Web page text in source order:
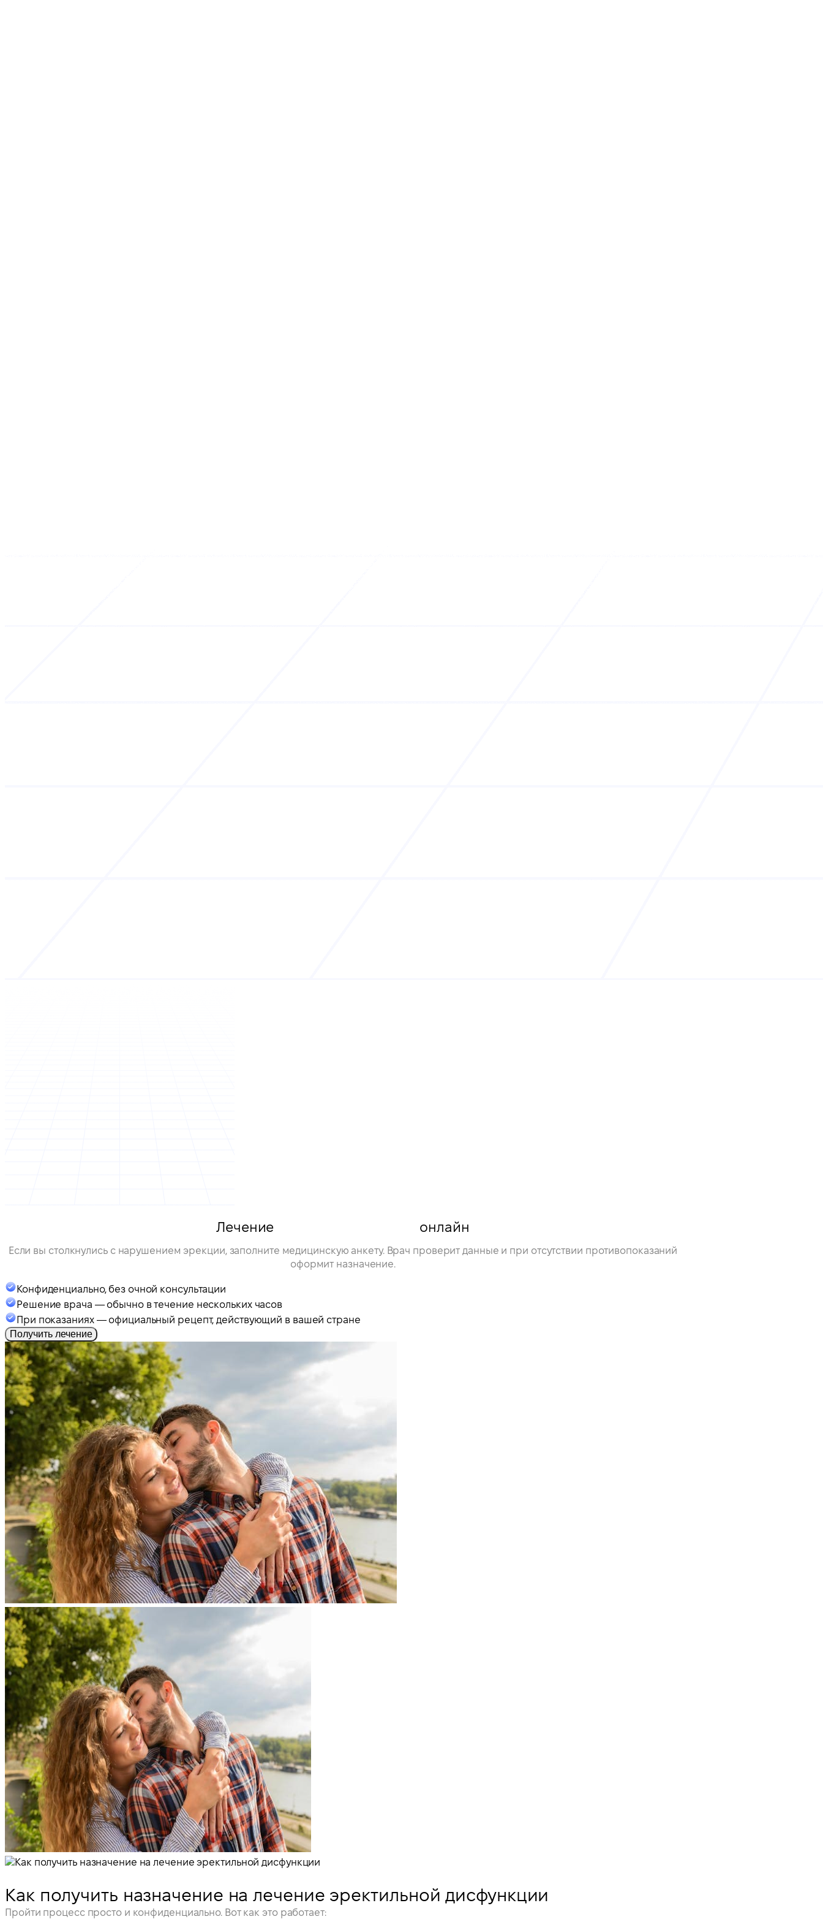
Лечение онлайн
Если вы столкнулись с нарушением эрекции, заполните медицинскую анкету. Врач проверит данные и при отсутствии противопоказаний
оформит назначение.
Конфиденциально, без очной консультации
Решение врача — обычно в течение нескольких часов
При показаниях — официальный рецепт, действующий в вашей стране
Получить лечение
Как получить назначение на лечение эректильной дисфункции
Пройти процесс просто и конфиденциально. Вот как это работает: